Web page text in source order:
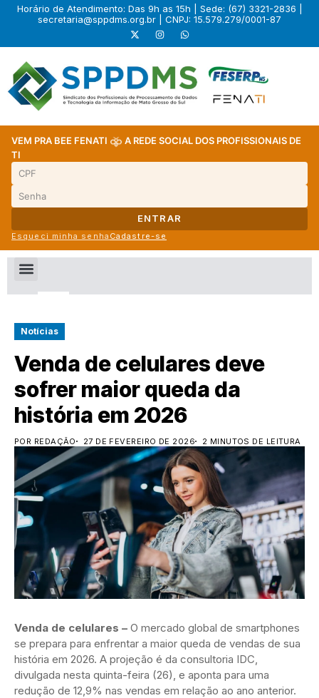
Horário de Atendimento: Das 9h as 15h | Sede: (67) 3321-2836 |
secretaria@sppdms.org.br | CNPJ: 15.579.279/0001-87
VEM PRA BEE FENATI
A REDE SOCIAL DOS PROFISSIONAIS DE
TI
ENTRAR
Esqueci minha senha Cadastre-se
Notícias
Venda de celulares deve
sofrer maior queda da
história em 2026
POR REDAÇÃO 27 DE FEVEREIRO DE 2026 2 MINUTOS DE LEITURA
Venda de celulares – O mercado global de smartphones
se prepara para enfrentar a maior queda de vendas de sua
história em 2026. A projeção é da consultoria IDC,
divulgada nesta quinta-feira (26), e aponta para uma
redução de 12,9% nas vendas em relação ao ano anterior.